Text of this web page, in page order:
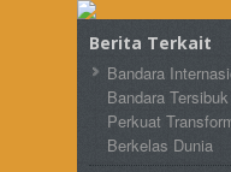
Berita Terkait
Bandara
Bandara
Perkuat
Berkelas Dunia